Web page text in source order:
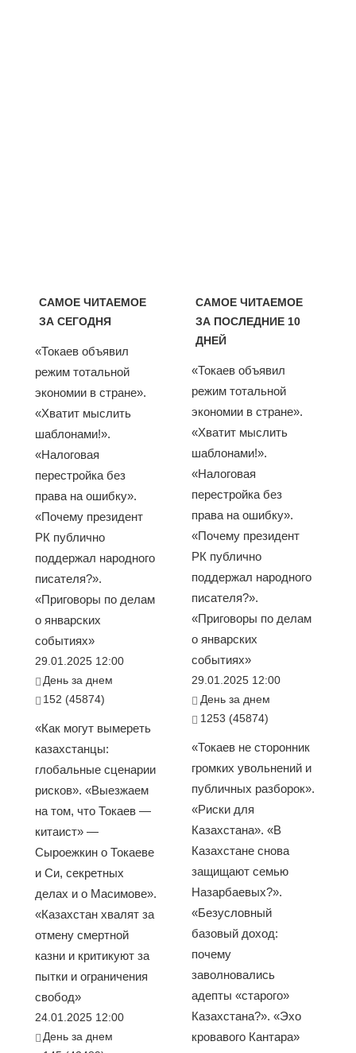
САМОЕ ЧИТАЕМОЕ
ЗА СЕГОДНЯ
«Токаев объявил
режим тотальной
экономии в стране».
«Хватит мыслить
шаблонами!».
«Налоговая
перестройка без
права на ошибку».
«Почему президент
РК публично
поддержал народного
писателя?».
«Приговоры по делам
о январских
событиях»
29.01.2025 12:00
День за днем
152 (45874)
«Как могут вымереть
казахстанцы:
глобальные сценарии
рисков». «Выезжаем
на том, что Токаев —
китаист» —
Сыроежкин о Токаеве
и Си, секретных
делах и о Масимове».
«Казахстан хвалят за
отмену смертной
казни и критикуют за
пытки и ограничения
свобод»
24.01.2025 12:00
День за днем
САМОЕ ЧИТАЕМОЕ
ЗА ПОСЛЕДНИЕ 10
ДНЕЙ
«Токаев объявил
режим тотальной
экономии в стране».
«Хватит мыслить
шаблонами!».
«Налоговая
перестройка без
права на ошибку».
«Почему президент
РК публично
поддержал народного
писателя?».
«Приговоры по делам
о январских
событиях»
29.01.2025 12:00
День за днем
1253 (45874)
«Токаев не сторонник
громких увольнений и
публичных разборок».
«Риски для
Казахстана». «В
Казахстане снова
защищают семью
Назарбаевых?».
«Безусловный
базовый доход:
почему
заволновались
адепты «старого»
Казахстана?». «Эхо
кровавого Кантара»